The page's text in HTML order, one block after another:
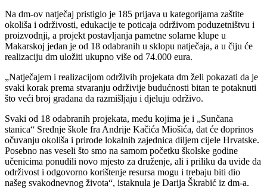
Na dm-ov natječaj pristiglo je 185 prijava u kategorijama zaštite
okoliša i održivosti, edukacije te poticaja održivom poduzetništvu i
proizvodnji, a projekt postavljanja pametne solarne klupe u
Makarskoj jedan je od 18 odabranih u sklopu natječaja, a u čiju će
realizaciju dm uložiti ukupno više od 74.000 eura.
„Natječajem i realizacijom održivih projekata dm želi pokazati da je
svaki korak prema stvaranju održivije budućnosti bitan te potaknuti
što veći broj građana da razmišljaju i djeluju održivo.
Svaki od 18 odabranih projekata, među kojima je i „Sunčana
stanica“ Srednje škole fra Andrije Kačića Miošića, dat će doprinos
očuvanju okoliša i prirode lokalnih zajednica diljem cijele Hrvatske.
Posebno nas veseli što smo na samom početku školske godine
učenicima ponudili novo mjesto za druženje, ali i priliku da uvide da
održivost i odgovorno korištenje resursa mogu i trebaju biti dio
našeg svakodnevnog života“, istaknula je Darija Škrabić iz dm-a.